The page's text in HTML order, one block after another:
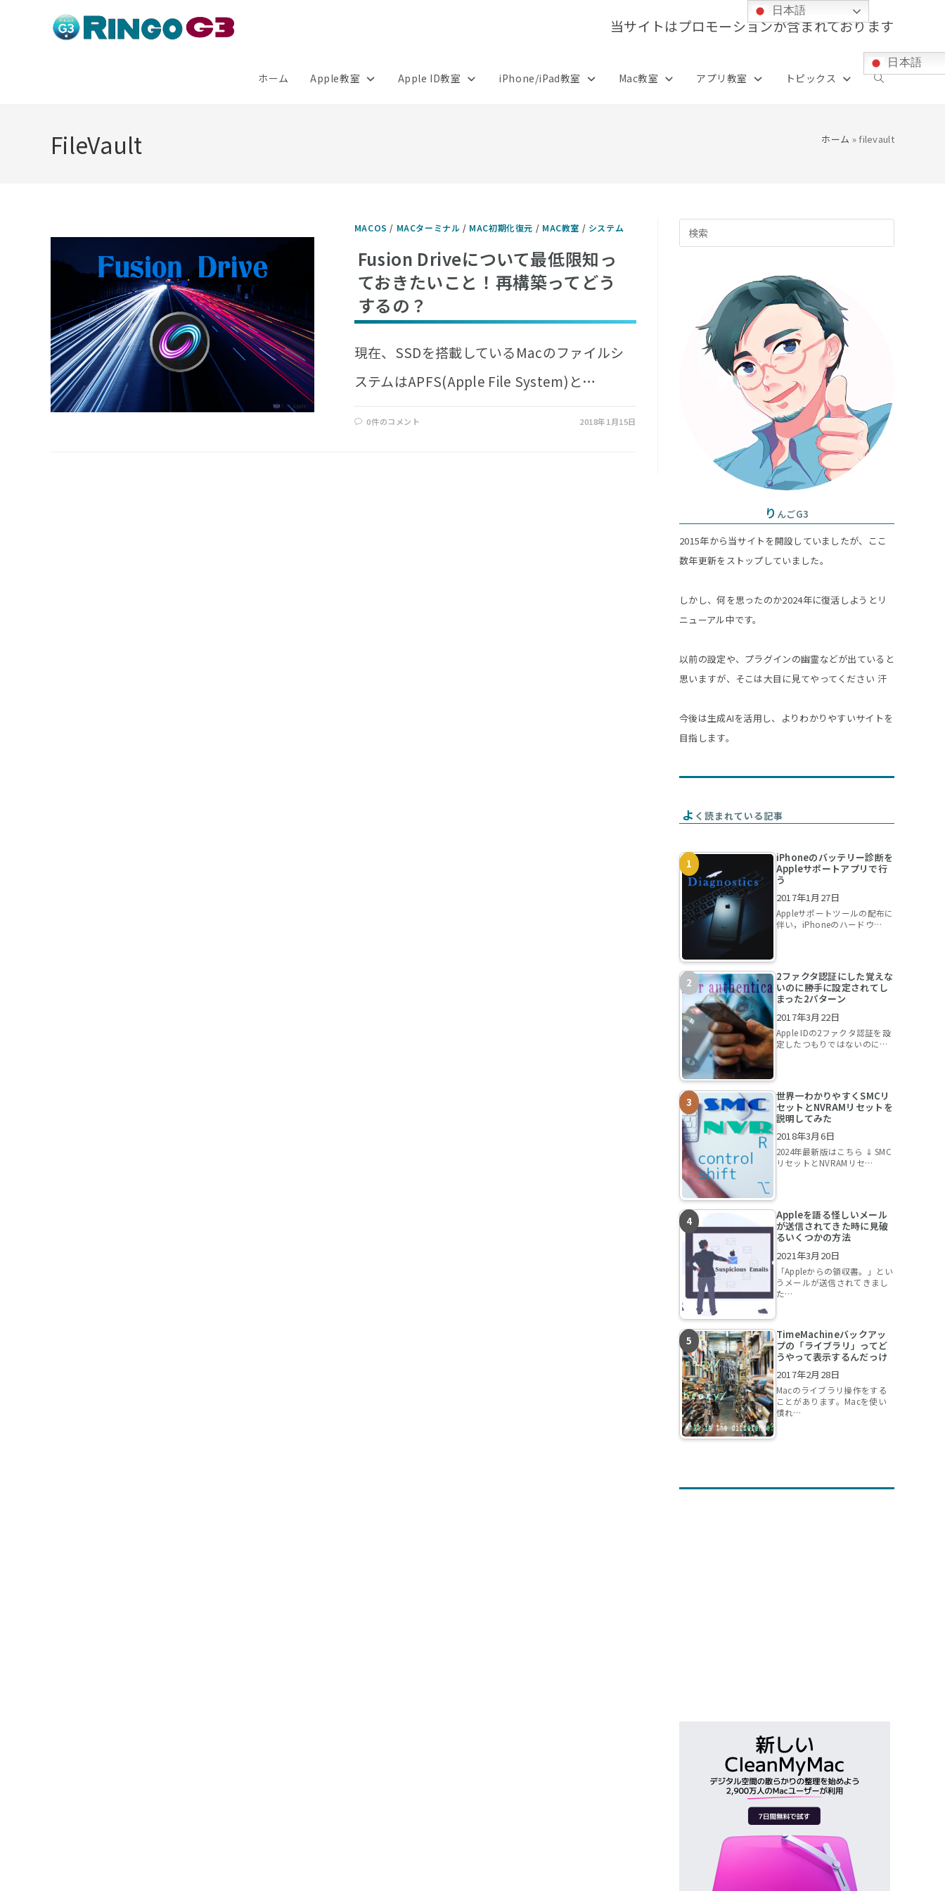
当サイトはプロモーションが含まれております
ホーム Apple教室 Apple ID教室 iPhone/iPad教室 Mac教室 アプリ教室 トピックス
日本語
ウ
検
を
ト
FileVault ホーム » filevault
MACOS / MACターミナル / MAC初期化復元 / MAC教室 / システム
Fusion Driveについて最低限知っ
ておきたいこと！再構築ってどう
するの？
現在、SSDを搭載しているMacのファイルシ
ステムはAPFS(Apple File System)と…
0件のコメント 2018年1月15日
Escape
り んごG3
2015年から当サイトを開設していましたが、ここ
数年更新をストップしていました。
しかし、何を思ったのか2024年に復活しようとリ
ニューアル中です。
以前の設定や、プラグインの幽霊などが出ていると
思いますが、そこは大目に見てやってください 汗
今後は生成AIを活用し、よりわかりやすいサイトを
目指します。
よ く読まれている記事
iPhoneのバッテリー診断を
Appleサポートアプリで行
う
2017年1月27日
Appleサポートツールの配布に
伴い，iPhoneのハードウ…
2ファクタ認証にした覚えな
いのに勝手に設定されてし
まった2パターン
2017年3月22日
Apple IDの2ファクタ認証を設
定したつもりではないのに…
世界一わかりやすくSMCリ
セットとNVRAMリセットを
説明してみた
2018年3月6日
2024年最新版はこちら ⇓ SMC
リセットとNVRAMリセ…
Appleを語る怪しいメール
が送信されてきた時に見破
るいくつかの方法
2021年3月20日
「Appleからの領収書。」とい
うメールが送信されてきまし
た…
TimeMachineバックアッ
プの「ライブラリ」ってど
うやって表示するんだっけ
2017年2月28日
Macのライブラリ操作をする
ことがあります。Macを使い
慣れ…
日本語